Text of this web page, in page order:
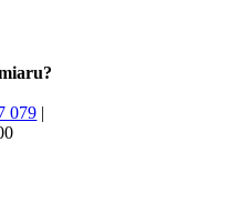
079 |